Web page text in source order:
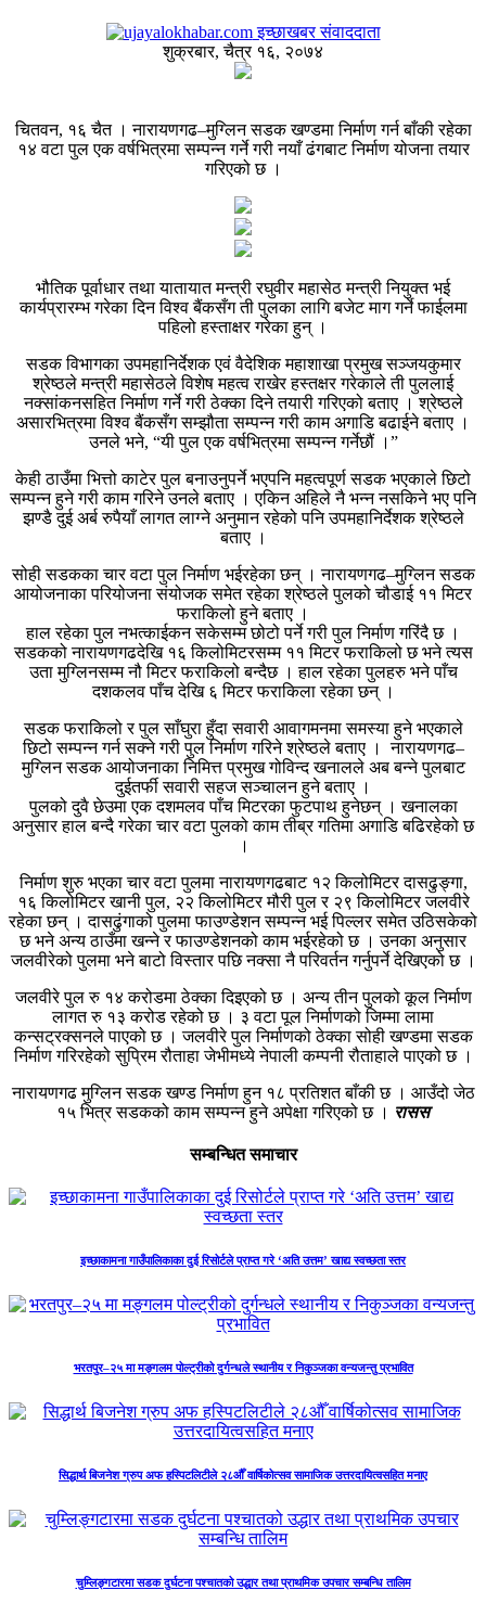
इच्छाखबर संवाददाता
शुक्रबार, चैत्र १६, २०७४
चितवन, १६ चैत । नारायणगढ–मुग्लिन सडक खण्डमा निर्माण गर्न बाँकी रहेका
१४ वटा पुल एक वर्षभित्रमा सम्पन्न गर्ने गरी नयाँ ढंगबाट निर्माण योजना तयार
गरिएको छ ।
भौतिक पूर्वाधार तथा यातायात मन्त्री रघुवीर महासेठ मन्त्री नियुक्त भई
कार्यप्रारम्भ गरेका दिन विश्व बैंकसँग ती पुलका लागि बजेट माग गर्ने फाईलमा
पहिलो हस्ताक्षर गरेका हुन् ।
सडक विभागका उपमहानिर्देशक एवं वैदेशिक महाशाखा प्रमुख सञ्जयकुमार
श्रेष्ठले मन्त्री महासेठले विशेष महत्व राखेर हस्तक्षर गरेकाले ती पुललाई
नक्सांकनसहित निर्माण गर्ने गरी ठेक्का दिने तयारी गरिएको बताए । श्रेष्ठले
असारभित्रमा विश्व बैंकसँग सम्झौता सम्पन्न गरी काम अगाडि बढाईने बताए ।
उनले भने, “यी पुल एक वर्षभित्रमा सम्पन्न गर्नेछौं ।”
केही ठाउँमा भित्तो काटेर पुल बनाउनुपर्ने भएपनि महत्वपूर्ण सडक भएकाले छिटो
सम्पन्न हुने गरी काम गरिने उनले बताए । एकिन अहिले नै भन्न नसकिने भए पनि
झण्डै दुई अर्ब रुपैयाँ लागत लाग्ने अनुमान रहेको पनि उपमहानिर्देशक श्रेष्ठले
बताए ।
सोही सडकका चार वटा पुल निर्माण भईरहेका छन् । नारायणगढ–मुग्लिन सडक
आयोजनाका परियोजना संयोजक समेत रहेका श्रेष्ठले पुलको चौडाई ११ मिटर
फराकिलो हुने बताए ।
हाल रहेका पुल नभत्काईकन सकेसम्म छोटो पर्ने गरी पुल निर्माण गरिंदै छ ।
सडकको नारायणगढदेखि १६ किलोमिटरसम्म ११ मिटर फराकिलो छ भने त्यस
उता मुग्लिनसम्म नौ मिटर फराकिलो बन्दैछ । हाल रहेका पुलहरु भने पाँच
दशकलव पाँच देखि ६ मिटर फराकिला रहेका छन् ।
सडक फराकिलो र पुल साँघुरा हुँदा सवारी आवागमनमा समस्या हुने भएकाले
छिटो सम्पन्न गर्न सक्ने गरी पुल निर्माण गरिने श्रेष्ठले बताए । नारायणगढ–
मुग्लिन सडक आयोजनाका निमित्त प्रमुख गोविन्द खनालले अब बन्ने पुलबाट
दुईतर्फी सवारी सहज सञ्चालन हुने बताए ।
पुलको दुवै छेउमा एक दशमलव पाँच मिटरका फुटपाथ हुनेछन् । खनालका
अनुसार हाल बन्दै गरेका चार वटा पुलको काम तीब्र गतिमा अगाडि बढिरहेको छ
।
निर्माण शुरु भएका चार वटा पुलमा नारायणगढबाट १२ किलोमिटर दासढुङ्गा,
१६ किलोमिटर खानी पुल, २२ किलोमिटर मौरी पुल र २९ किलोमिटर जलवीरे
रहेका छन् । दासढुंगाको पुलमा फाउण्डेशन सम्पन्न भई पिल्लर समेत उठिसकेको
छ भने अन्य ठाउँमा खन्ने र फाउण्डेशनको काम भईरहेको छ । उनका अनुसार
जलवीरेको पुलमा भने बाटो विस्तार पछि नक्सा नै परिवर्तन गर्नुपर्ने देखिएको छ ।
जलवीरे पुल रु १४ करोडमा ठेक्का दिइएको छ । अन्य तीन पुलको कूल निर्माण
लागत रु १३ करोड रहेको छ । ३ वटा पूल निर्माणको जिम्मा लामा
कन्सट्रक्सनले पाएको छ । जलवीरे पुल निर्माणको ठेक्का सोही खण्डमा सडक
निर्माण गरिरहेको सुप्रिम रौताहा जेभीमध्ये नेपाली कम्पनी रौताहाले पाएको छ ।
नारायणगढ मुग्लिन सडक खण्ड निर्माण हुन १८ प्रतिशत बाँकी छ । आउँदो जेठ
१५ भित्र सडकको काम सम्पन्न हुने अपेक्षा गरिएको छ । रासस
सम्बन्धित समाचार
इच्छाकामना गाउँपालिकाका दुई रिसोर्टले प्राप्त गरे ‘अति उत्तम’ खाद्य स्वच्छता स्तर
भरतपुर–२५ मा मङ्गलम पोल्ट्रीको दुर्गन्धले स्थानीय र निकुञ्जका वन्यजन्तु प्रभावित
सिद्धार्थ बिजनेश ग्रुप अफ हस्पिटलिटीले २८औँ वार्षिकोत्सव सामाजिक उत्तरदायित्वसहित मनाए
चुम्लिङ्गटारमा सडक दुर्घटना पश्चातको उद्धार तथा प्राथमिक उपचार सम्बन्धि तालिम